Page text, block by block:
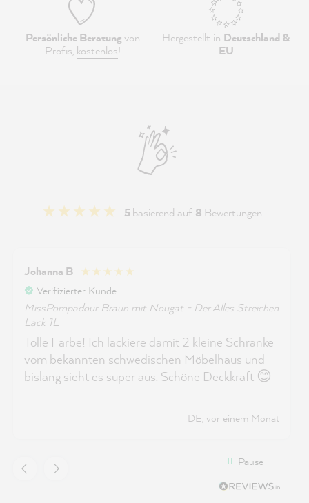
Persönliche Beratungvon
Profis, kostenlos!
Hergestellt in Deutschland &
EU
5basierend auf 8 Bewertungen
Johanna B
Verifizierter Kunde
MissPompadour Braun mit Nougat - Der Alles Streichen
Lack 1L
Tolle Farbe! Ich lackiere damit 2 kleine Schränke
vom bekannten schwedischen Möbelhaus und
bislang sieht es super aus. Schöne Deckkraft 😊
DE, vor einem Monat
Pause